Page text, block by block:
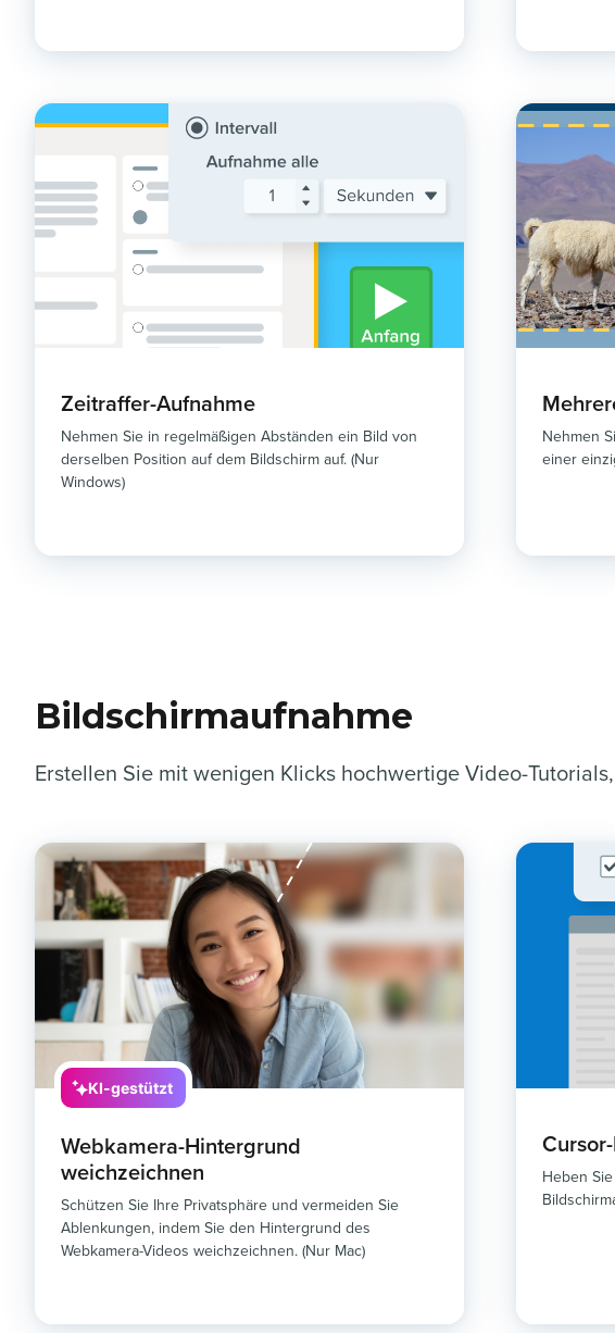
Zeitraffer-Aufnahme
Nehmen Sie in regelmäßigen Abständen ein Bild von
derselben Position auf dem Bildschirm auf. (Nur
Windows)
Nehmen
einer
Bildschirmaufnahme
Erstellen Sie mit wenigen Klicks hochwertige Video-
KI-gestützt
Webkamera-Hintergrund
weichzeichnen
Schützen Sie Ihre Privatsphäre und vermeiden Sie
Ablenkungen, indem Sie den Hintergrund des
Webkamera-Videos weichzeichnen. (Nur Mac)
Heben